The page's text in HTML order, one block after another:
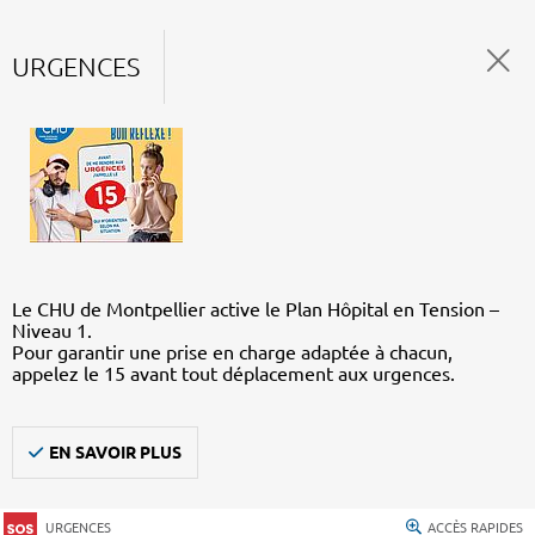
URGENCES
Le CHU de Montpellier active le Plan Hôpital en Tension –
Niveau 1.
Pour garantir une prise en charge adaptée à chacun,
appelez le 15 avant tout déplacement aux urgences.
EN SAVOIR PLUS
URGENCES ACCÈS RAPIDES